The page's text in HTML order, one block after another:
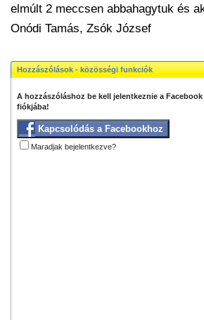
elmúlt 2 meccsen abbahagytuk és
Onódi Tamás, Zsók József
Hozzászólások - közösségi funkciók
A hozzászóláshoz be kell jelentkeznie a Facebook
fiókjába!
Kapcsolódás a Facebookhoz
Maradjak bejelentkezve?